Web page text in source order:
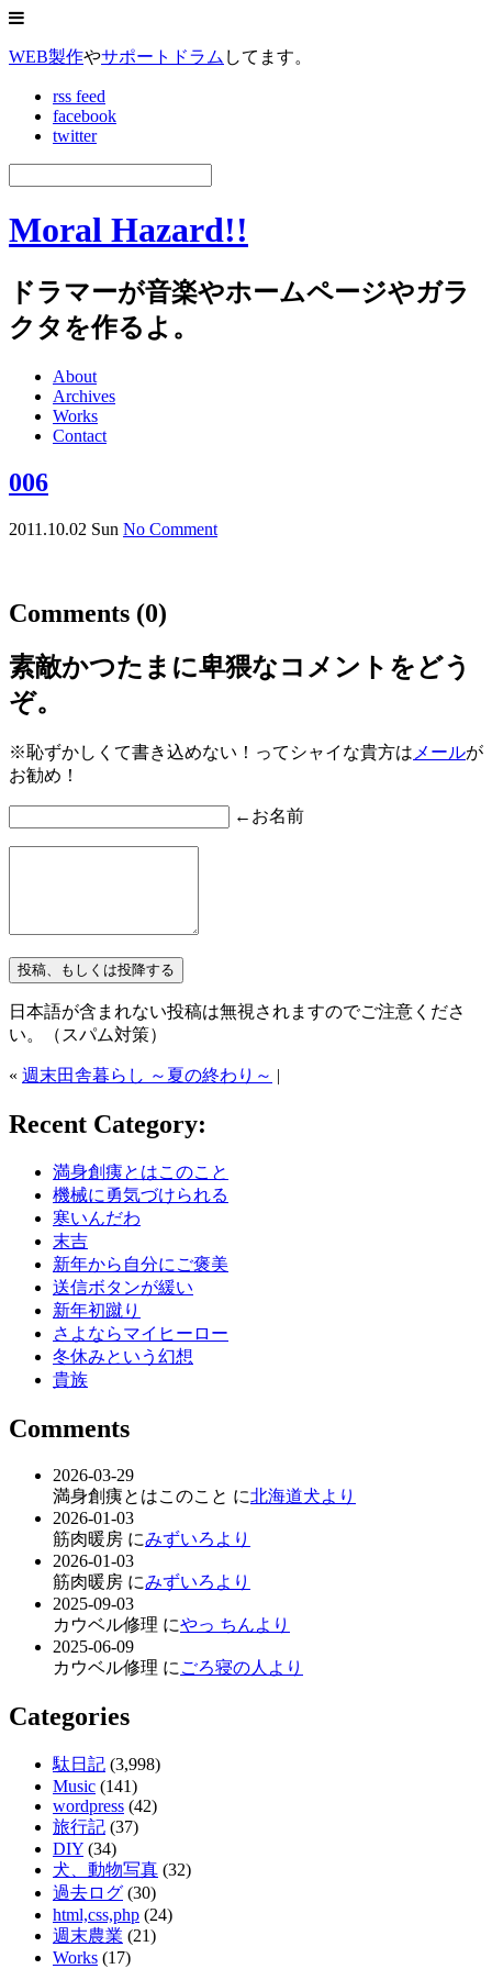
WEB製作やサポートドラム してます。
rss feed
facebook
twitter
Moral Hazard!!
ドラマーが音楽やホームページやガラ
クタを作るよ。
About
Archives
Works
Contact
006
2011.10.02 Sun No Comment
Comments (0)
素敵かつたまに卑猥なコメントをどう
ぞ。
※恥ずかしくて書き込めない！ってシャイな貴方は メールが
お勧め！
←お名前
日本語が含まれない投稿は無視されますのでご注意くださ
い。（スパム対策）
« 週末田舎暮らし ～夏の終わり～ |
Recent Category:
満身創痍とはこのこと
機械に勇気づけられる
寒いんだわ
末吉
新年から自分にご褒美
送信ボタンが緩い
新年初蹴り
さよならマイヒーロー
冬休みという幻想
貴族
Comments
2026-03-29
満身創痍とはこのこと に北海道犬より
2026-01-03
筋肉暖房 にみずいろより
2026-01-03
筋肉暖房 にみずいろより
2025-09-03
カウベル修理 にやっ ちんより
2025-06-09
カウベル修理 に ごろ寝の人より
Categories
駄日記 (3,998)
Music (141)
wordpress (42)
旅行記 (37)
DIY (34)
犬、動物写真 (32)
過去ログ (30)
html,css,php (24)
週末農業 (21)
Works (17)